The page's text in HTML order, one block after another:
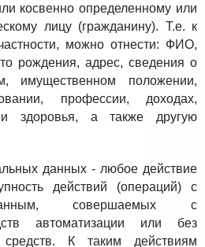
косвенно определенному или
лицу (гражданину). Т.е. к
можно отнести: ФИО,
рождения, адрес, сведения о
имущественном положении,
профессии, доходах,
здоровья, а также другую
данных - любое действие
действий (операций) с
совершаемых с
автоматизации или без
средств. К таким действиям